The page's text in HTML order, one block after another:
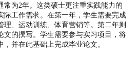
常为2年。这类硕士更注重实践能力的
际工作需求。在第一年，学生需要完成
理、运动训练、体育营销等。第二年则
文的撰写。学生需要参与实习项目，将
并在此基础上完成毕业论文。